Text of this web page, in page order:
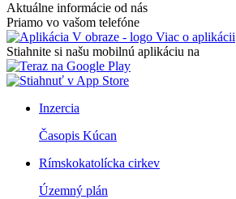
Aktuálne informácie od nás
Priamo vo vašom telefóne
Viac o aplikácii
Stiahnite si našu mobilnú aplikáciu na
Inzercia
Časopis Kúcan
Rímskokatolícka cirkev
Územný plán